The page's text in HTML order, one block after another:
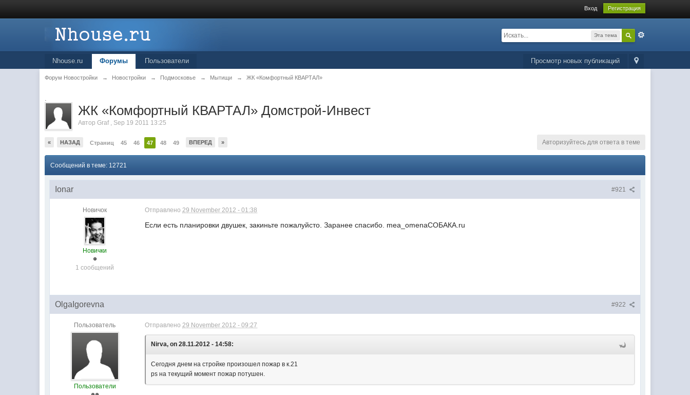
Вход Регистрация
Эта тема
Просмотр новых публикаций
Nhouse.ru Форумы Пользователи
Форум Новостройки → Новостройки → Подмосковье → Мытищи → ЖК «Комфортный КВАРТАЛ»
.
ЖК «Комфортный КВАРТАЛ» Домстрой-Инвест
АвторGraf , Sep 19 2011 13:25
« НАЗАД Страниц 45 46 47 48 49 ВПЕРЕД » Авторизуйтесь для ответа в теме
Сообщений в теме: 12721
#921
Ionar
Новичок
Новички
1 сообщений
Отправлено29 November 2012 - 01:38
Если есть планировки двушек, закиньте пожалуйсто. Заранее спасибо. mea_omenaСОБАКА.ru
#922
OlgaIgorevna
Пользователь
Пользователи
Отправлено29 November 2012 - 09:27
Nirva, on 28.11.2012 - 14:58:
Сегодня днем на стройке произошел пожар в к.21
ps на текущий момент пожар потушен.